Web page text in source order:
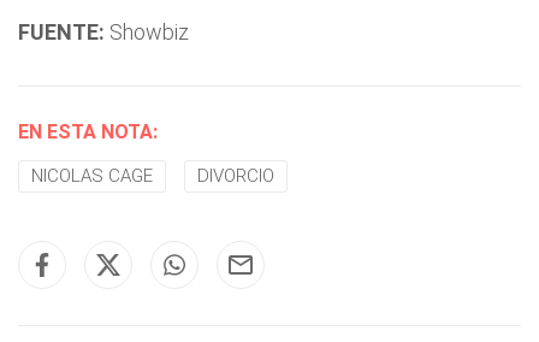
FUENTE: Showbiz
EN ESTA NOTA:
NICOLAS CAGE DIVORCIO